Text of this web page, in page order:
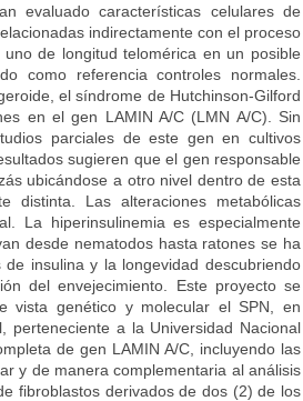
evaluado características celulares de
indirectamente con el proceso
de longitud telomérica en un posible
como referencia controles normales.
el síndrome de Hutchinson-Gilford
en el gen LAMIN A/C (LMN A/C). Sin
parciales de este gen en cultivos
sugieren que el gen responsable
ubicándose a otro nivel dentro de esta
Las alteraciones metabólicas
La hiperinsulinemia es especialmente
desde nematodos hasta ratones se ha
insulina y la longevidad descubriendo
del envejecimiento. Este proyecto se
vista genético y molecular el SPN, en
perteneciente a la Universidad Nacional
de gen LAMIN A/C, incluyendo las
y de manera complementaria al análisis
fibroblastos derivados de dos (2) de los